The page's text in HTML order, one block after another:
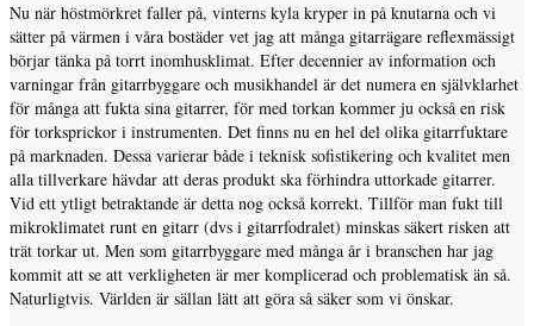
Nu när höstmörkret faller på, vinterns kyla kryper in på knutarna och vi
sätter på värmen i våra bostäder vet jag att många gitarrägare reflexmässigt
börjar tänka på torrt inomhusklimat. Efter decennier av information och
varningar från gitarrbyggare och musikhandel är det numera en självklarhet
för många att fukta sina gitarrer, för med torkan kommer ju också en risk
för torksprickor i instrumenten. Det finns nu en hel del olika gitarrfuktare
på marknaden. Dessa varierar både i teknisk sofistikering och kvalitet men
alla tillverkare hävdar att deras produkt ska förhindra uttorkade gitarrer.
Vid ett ytligt betraktande är detta nog också korrekt. Tillför man fukt till
mikroklimatet runt en gitarr (dvs i gitarrfodralet) minskas säkert risken att
trät torkar ut. Men som gitarrbyggare med många år i branschen har jag
kommit att se att verkligheten är mer komplicerad och problematisk än så.
Naturligtvis. Världen är sällan lätt att göra så säker som vi önskar.